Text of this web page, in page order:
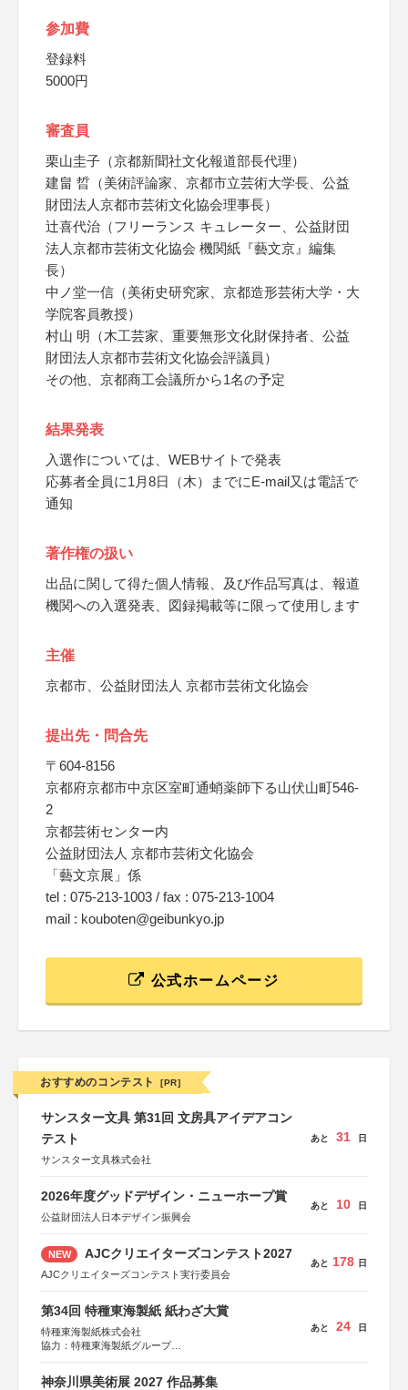
参加費
登録料
5000円
審査員
栗山圭子（京都新聞社文化報道部長代理）
建畠 晢（美術評論家、京都市立芸術大学長、公益
財団法人京都市芸術文化協会理事長）
辻喜代治（フリーランス キュレーター、公益財団
法人京都市芸術文化協会 機関紙『藝文京』編集
長）
中ノ堂一信（美術史研究家、京都造形芸術大学・大
学院客員教授）
村山 明（木工芸家、重要無形文化財保持者、公益
財団法人京都市芸術文化協会評議員）
その他、京都商工会議所から1名の予定
結果発表
入選作については、WEBサイトで発表
応募者全員に1月8日（木）までにE-mail又は電話で
通知
著作権の扱い
出品に関して得た個人情報、及び作品写真は、報道
機関への入選発表、図録掲載等に限って使用します
主催
京都市、公益財団法人 京都市芸術文化協会
提出先・問合先
〒604-8156
京都府京都市中京区室町通蛸薬師下る山伏山町546-
2
京都芸術センター内
公益財団法人 京都市芸術文化協会
「藝文京展」係
tel : 075-213-1003 / fax : 075-213-1004
mail : kouboten@geibunkyo.jp
公式ホームページ
おすすめのコンテスト [PR]
サンスター文具 第31回 文房具アイデアコン
テスト
サンスター文具株式会社
あと 31 日
2026年度グッドデザイン・ニューホープ賞
公益財団法人日本デザイン振興会
あと 10 日
NEW AJCクリエイターズコンテスト2027
AJCクリエイターズコンテスト実行委員会
あと 178 日
第34回 特種東海製紙 紙わざ大賞
特種東海製紙株式会社
協力：特種東海製紙グループ
あと 24 日
神奈川県美術展 2027 作品募集